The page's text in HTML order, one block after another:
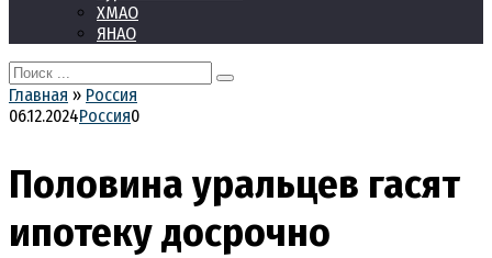
ХМАО
ЯНАО
Search
for:
Главная » Россия
06.12.2024Россия0
Половина уральцев гасят
ипотеку досрочно